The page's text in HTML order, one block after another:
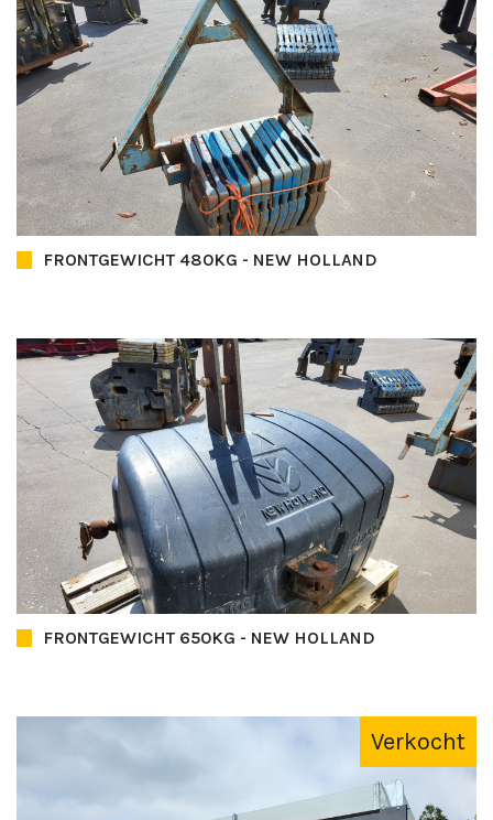
FRONTGEWICHT 480KG - NEW HOLLAND
FRONTGEWICHT 650KG - NEW HOLLAND
Verkocht